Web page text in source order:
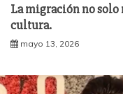
La migración no solo
cultura.
mayo 13, 2026